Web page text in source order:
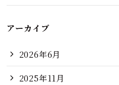
アーカイブ
2026年6月
2025年11月